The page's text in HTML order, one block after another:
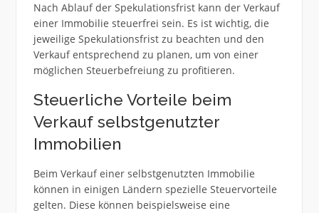
Nach Ablauf der Spekulationsfrist kann der Verkauf
einer Immobilie steuerfrei sein. Es ist wichtig, die
jeweilige Spekulationsfrist zu beachten und den
Verkauf entsprechend zu planen, um von einer
möglichen Steuerbefreiung zu profitieren.
Steuerliche Vorteile beim
Verkauf selbstgenutzter
Immobilien
Beim Verkauf einer selbstgenutzten Immobilie
können in einigen Ländern spezielle Steuervorteile
gelten. Diese können beispielsweise eine